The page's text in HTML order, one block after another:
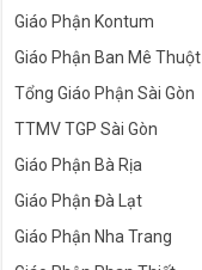
Giáo Phận Kontum
Giáo Phận Ban Mê Thuột
Tổng Giáo Phận Sài Gòn
TTMV TGP Sài Gòn
Giáo Phận Bà Rịa
Giáo Phận Đà Lạt
Giáo Phận Nha Trang